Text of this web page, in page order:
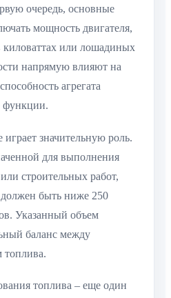
очередь, основные
мощность двигателя,
киловаттах или лошадиных
напрямую влияют на
агрегата
функции.
значительную роль.
для выполнения
строительных работ,
быть ниже 250
Указанный объем
баланс между
топлива.
топлива – еще один